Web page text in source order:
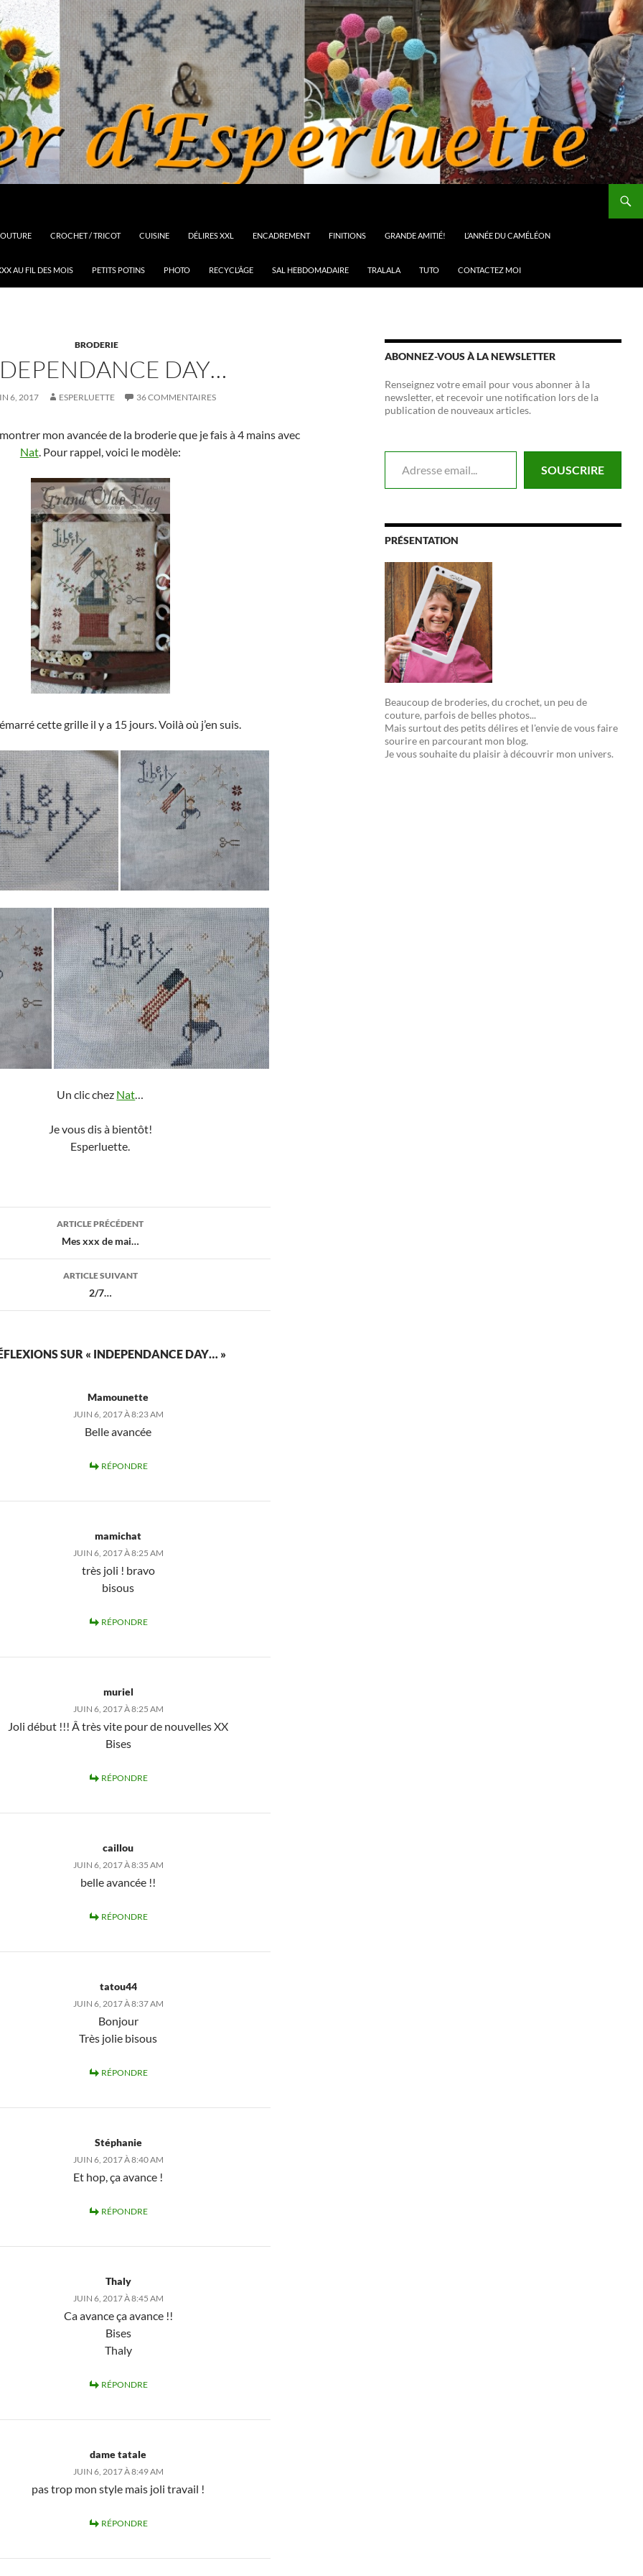
CROCHET / TRICOT CUISINE DÉLIRES XXL ENCADREMENT FINITIONS GRANDE AMITIÉ! L’ANNÉE DU CAMÉLÉON
AU FIL DES MOIS PETITS POTINS PHOTO RECYCL’ÂGE SAL HEBDOMADAIRE TRALALA TUTO CONTACTEZ MOI
BRODERIE
DAY…
6, 2017 ESPERLUETTE 36 COMMENTAIRES
mon avancée de la broderie que je fais à 4 mains avec
Nat. Pour rappel, voici le modèle:
cette grille il y a 15 jours. Voilà où j’en suis.
Un clic chez Nat…
Je vous dis à bientôt!
Esperluette.
ARTICLE PRÉCÉDENT
Mes xxx de mai…
ARTICLE SUIVANT
2/7…
SUR « INDEPENDANCE DAY… »
Mamounette
JUIN 6, 2017 À 8:23 AM
Belle avancée
RÉPONDRE
mamichat
JUIN 6, 2017 À 8:25 AM
très joli ! bravo
bisous
RÉPONDRE
muriel
JUIN 6, 2017 À 8:25 AM
Joli début !!! Â très vite pour de nouvelles XX
Bises
RÉPONDRE
caillou
JUIN 6, 2017 À 8:35 AM
belle avancée !!
RÉPONDRE
tatou44
JUIN 6, 2017 À 8:37 AM
Bonjour
Très jolie bisous
RÉPONDRE
Stéphanie
JUIN 6, 2017 À 8:40 AM
Et hop, ça avance !
RÉPONDRE
Thaly
JUIN 6, 2017 À 8:45 AM
Ca avance ça avance !!
Bises
Thaly
RÉPONDRE
dame tatale
JUIN 6, 2017 À 8:49 AM
pas trop mon style mais joli travail !
RÉPONDRE
ABONNEZ-VOUS À LA NEWSLETTER
Renseignez votre email pour vous abonner à la
newsletter, et recevoir une notification lors de la
publication de nouveaux articles.
Adresse email...
SOUSCRIRE
PRÉSENTATION
Beaucoup de broderies, du crochet, un peu de
couture, parfois de belles photos...
Mais surtout des petits délires et l'envie de vous faire
sourire en parcourant mon blog.
Je vous souhaite du plaisir à découvrir mon univers.